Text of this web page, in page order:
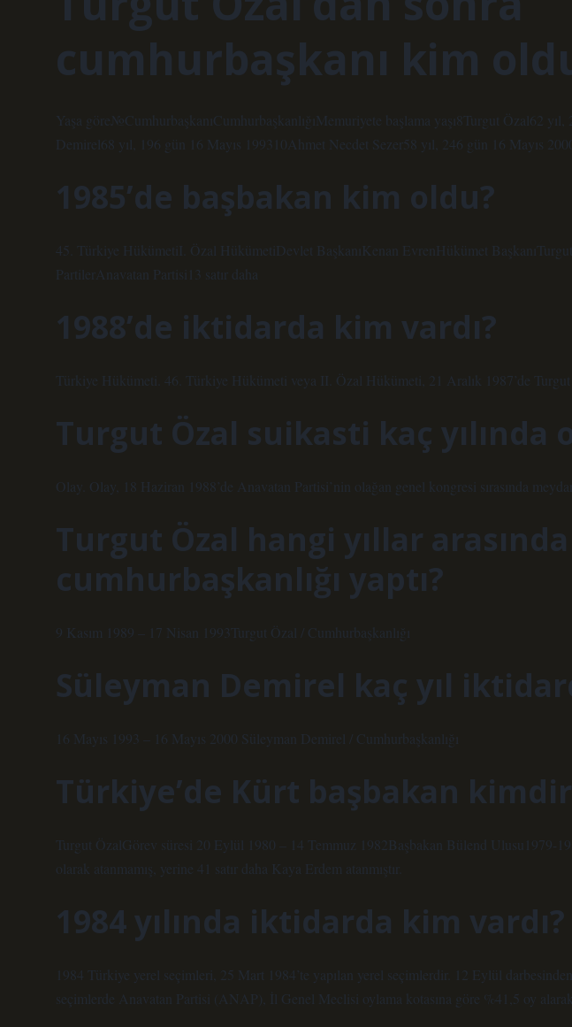
cumhurbaşkanı kim
Yaşa göre№CumhurbaşkanıCumhurbaşkanlığıMemuriyete başlama yaşı8Turgut Özal62 yıl,
Demirel68 yıl, 196 gün 16 Mayıs 199310Ahmet Necdet Sezer58 yıl, 246 gün 16 Mayıs
1985’de başbakan kim oldu?
45. Türkiye HükümetiI. Özal HükümetiDevlet BaşkanıKenan EvrenHükümet
PartilerAnavatan Partisi13 satır daha
1988’de iktidarda kim vardı?
Türkiye Hükümeti. 46. Türkiye Hükümeti veya II. Özal Hükümeti, 21 Aralık 1987’de Turgut
Turgut Özal suikasti kaç yılında
Olay. Olay, 18 Haziran 1988’de Anavatan Partisi’nin olağan genel kongresi sırasında
Turgut Özal hangi yıllar arasında
cumhurbaşkanlığı yaptı?
9 Kasım 1989 – 17 Nisan 1993Turgut Özal / Cumhurbaşkanlığı
Süleyman Demirel kaç yıl
16 Mayıs 1993 – 16 Mayıs 2000 Süleyman Demirel / Cumhurbaşkanlığı
Türkiye’de Kürt başbakan
Turgut ÖzalGörev süresi 20 Eylül 1980 – 14 Temmuz 1982Başbakan Bülend Ulusu1979-1980
olarak atanmamış, yerine 41 satır daha Kaya Erdem atanmıştır.
1984 yılında iktidarda kim vardı?
1984 Türkiye yerel seçimleri, 25 Mart 1984’te yapılan yerel seçimlerdir. 12 Eylül
seçimlerde Anavatan Partisi (ANAP), İl Genel Meclisi oylama kotasına göre %41,5 oy